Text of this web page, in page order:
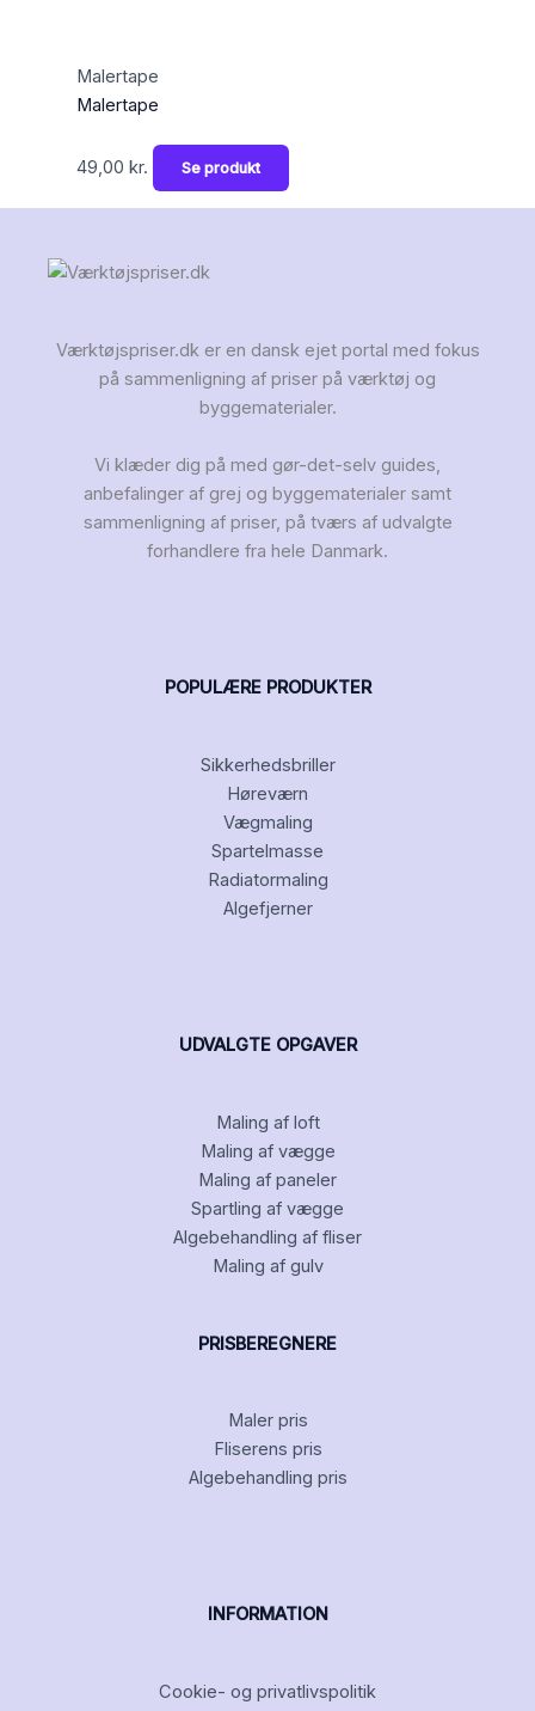
Malertape
Malertape
49,00 kr. Se produkt
Værktøjspriser.dk er en dansk ejet portal med fokus
på sammenligning af priser på værktøj og
byggematerialer.
Vi klæder dig på med gør-det-selv guides,
anbefalinger af grej og byggematerialer samt
sammenligning af priser, på tværs af udvalgte
forhandlere fra hele Danmark.
POPULÆRE PRODUKTER
Sikkerhedsbriller
Høreværn
Vægmaling
Spartelmasse
Radiatormaling
Algefjerner
UDVALGTE OPGAVER
Maling af loft
Maling af vægge
Maling af paneler
Spartling af vægge
Algebehandling af fliser
Maling af gulv
PRISBEREGNERE
Maler pris
Fliserens pris
Algebehandling pris
INFORMATION
Cookie- og privatlivspolitik